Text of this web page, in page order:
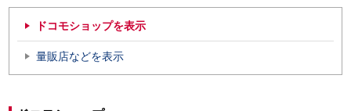
ドコモショップを表示
量販店などを表示